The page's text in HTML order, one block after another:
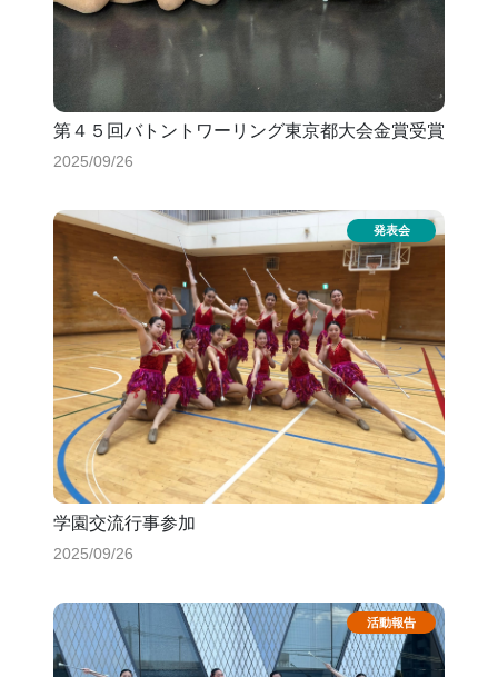
第４５回バトントワーリング東京都大会金賞受賞
2025/09/26
学園交流行事参加
2025/09/26